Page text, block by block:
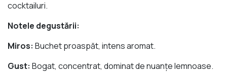
cocktailuri.
Notele degustării:
Miros: Buchet proaspăt, intens aromat.
Gust: Bogat, concentrat, dominat de nuanţe lemnoase.